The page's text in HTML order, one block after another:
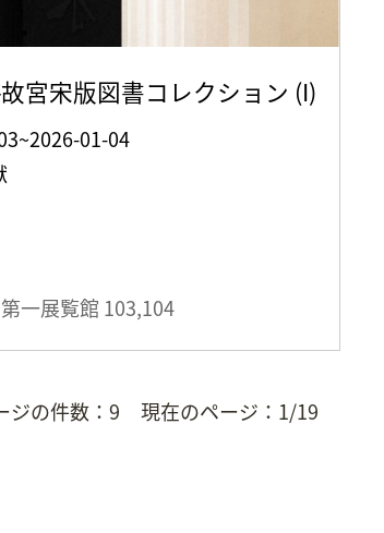
宮宋版図書コレクション (I)
01-04
一展覧館 103,104
ジの件数： 9 現在のページ： 1/19